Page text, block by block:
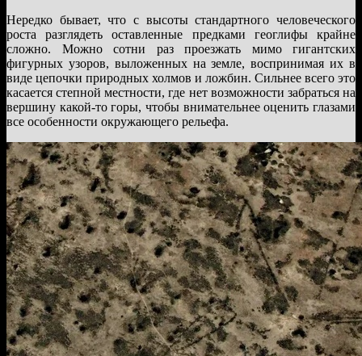
Нередко бывает, что с высоты стандартного человеческого
роста разглядеть оставленные предками геоглифы крайне
сложно. Можно сотни раз проезжать мимо гигантских
фигурных узоров, выложенных на земле, воспринимая их в
виде цепочки природных холмов и ложбин. Сильнее всего это
касается степной местности, где нет возможности забраться на
вершину какой-то горы, чтобы внимательнее оценить глазами
все особенности окружающего рельефа.